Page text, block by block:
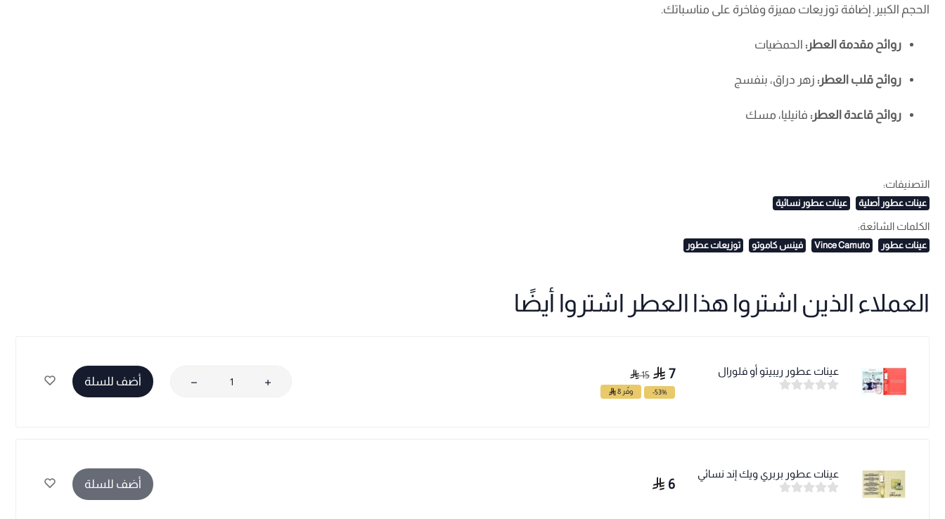
الحجم الكبير. إضافة توزيعات مميزة وفاخرة على مناسباتك.
روائح مقدمة العطر: الحمضيات
روائح قلب العطر: زهر دراق، بنفسج
روائح قاعدة العطر: فانيليا، مسك
التصنيفات:
عينات عطور أصلية عينات عطور نسائية
الكلمات الشائعة:
عينات عطور Vince Camuto فينس كاموتو توزيعات عطور
العملاء الذين اشتروا هذا العطر اشتروا أيضًا
عينات عطور ريبيتو أو فلورال 7
15
-53% وفّر 8
أضف للسلة
عينات عطور بربري ويك إند نسائي
6 أضف للسلة